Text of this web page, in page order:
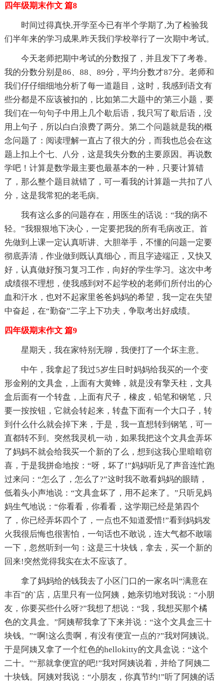
四年级期末作文 篇8
时间过得真快,开学至今已有半个学期了,为了检验我
们半年来的学习成果,昨天我们学校举行了一次期中考试。
今天老师把期中考试的分数报了，并且发下了考卷。
我的分数分别是86、88、89分，平均分数才87分。老师和
我们仔仔细细地分析了每一道题目，这时，我感到语文有
些分都是不应该被扣的，比如第二大题中的'第三小题，要
我们在一句句子中用上几个歇后语，我只写了歇后语，没
用上句子，所以白白浪费了两分。第二个问题就是我的概
念问题了：阅读理解一直占了很大的分，而我也总会在这
题上扣上个七、八分，这是我失分数的主要原因。再说数
学吧！计算是数学最主要也最基本的一种，只要计算错
了，那么整个题目就错了，可一看我的计算题一共扣了八
分，这是我常犯的老毛病。
我有这么多的问题存在，用医生的话说：“我的病不
轻。”我狠狠地下决心，一定要把我的所有毛病改正。首
先做到上课一定认真听讲、大胆举手，不懂的问题一定要
彻底弄清，作业做到既认真细心，而且字迹端正，又快又
好，认真做好预习复习工作，向好的学生学习。这次中考
成绩很不理想，使我感到对不起学校的老师们所付出的心
血和汗水，也对不起家里爸爸妈妈的希望，我一定在失望
中奋起，在“勤奋”二字上下功夫，争取考出好成绩。
四年级期末作文 篇9
星期天，我在家特别无聊，我便打了一个坏主意。
中午，我拿起了我过5岁生日时妈妈给我买的一个变
形金刚的文具盒，上面有大黄蜂，就是没有擎天柱，文具
盒后面有一个转盘，上面有尺子，橡皮，铅笔和钢笔，只
要一按按钮，它就会转起来，转盘下面有一个大口子，转
到什么什么就会掉下来，于是，我一直想转到钢笔，可一
直都转不到。突然我灵机一动，如果我把这个文具盒弄坏
了妈妈不就会给我买一个新的了么，想到这我心里暗暗窃
喜，于是我拼命地按：“呀，坏了!”妈妈听见了声音连忙跑
过来问：“怎么了，怎么了?”这时我不敢看妈妈的眼睛，
低着头小声地说：“文具盒坏了，用不起来了。”只听见妈
妈生气地说：“你看看，你看看，这学期已经是第四个
了，你已经弄坏四个了，一点也不知道爱惜!”看到妈妈发
火我很后悔也很害怕，一句话也不敢说，连大气都不敢喘
一下，忽然听到一句：这是三十块钱，拿去，买一个新的
回来!突然觉得我实在太不应该了。
拿了妈妈给的钱我去了小区门口的一家名叫“满意在
丰百”的`店，店里只有一位阿姨，她亲切地对我说：“小朋
友，你要买些什么呀?”我想了想说：“我，我想买那个橘
色的文具盒。”阿姨帮我拿了下来并说：“这个文具盒三十
块钱。”“啊!这么贵啊，有没有便宜一点的?”我对阿姨说。
于是阿姨又拿了一个红色的hellokitty的文具盒说：“这个
二十。”“那就拿便宜的吧!”我对阿姨说着，并给了阿姨二
十块钱。阿姨对我说：“小朋友，你真节约!”听了阿姨的话